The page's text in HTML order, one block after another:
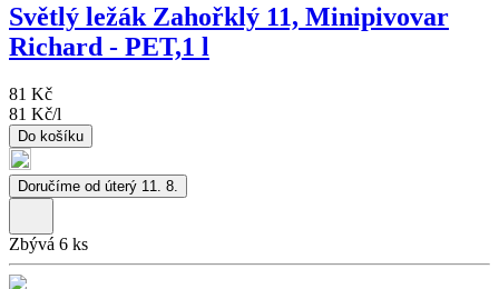
Světlý ležák Zahořklý 11, Minipivovar
Richard - PET,1 l
81 Kč
81 Kč/l
Do košíku
Doručíme od úterý 11. 8.
Zbývá 6 ks